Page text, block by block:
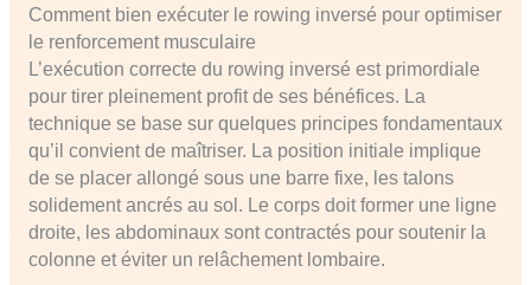
Comment bien exécuter le rowing inversé pour optimiser
le renforcement musculaire
L’exécution correcte du rowing inversé est primordiale
pour tirer pleinement profit de ses bénéfices. La
technique se base sur quelques principes fondamentaux
qu’il convient de maîtriser. La position initiale implique
de se placer allongé sous une barre fixe, les talons
solidement ancrés au sol. Le corps doit former une ligne
droite, les abdominaux sont contractés pour soutenir la
colonne et éviter un relâchement lombaire.